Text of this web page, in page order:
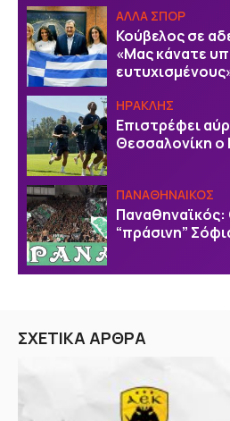
ΑΛΛΑ ΣΠΟΡ
Κούβελος σε
«Μας κάνατε
ΗΡΑΚΛΗΣ
Επιστρέφει
Θεσσαλονίκη ο
ΠΑΝΑΘΗΝΑΙΚΟΣ
Παναθηναϊκός:
“πράσινη”
ΣΧΕΤΙΚΑ ΑΡΘΡΑ